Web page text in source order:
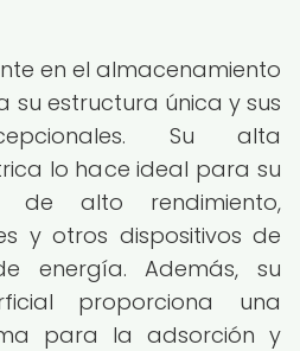
en el almacenamiento
estructura única y sus
Su alta
lo hace ideal para su
alto rendimiento,
y otros dispositivos de
energía. Además, su
proporciona una
para la adsorción y